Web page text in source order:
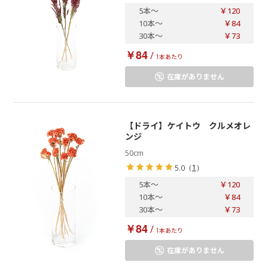
5本～
￥120
10本～
￥84
30本～ ￥73
￥84/ 1本あたり
在庫がありません
【ドライ】ケイトウ クルメオレ
ンジ
50cm
5.0 （1 ）
5本～
￥120
10本～
￥84
30本～ ￥73
￥84/ 1本あたり
在庫がありません